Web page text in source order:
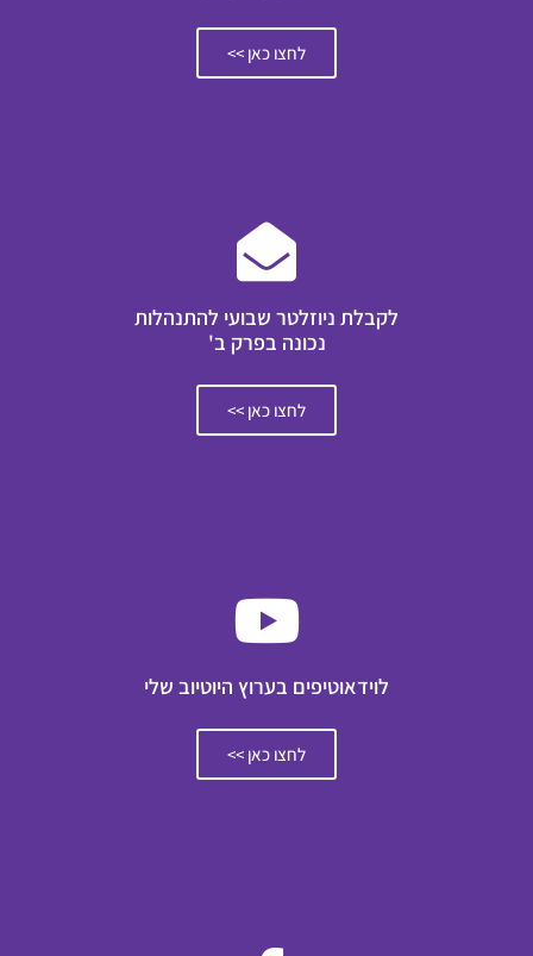
לחצו כאן >>
לקבלת ניוזלטר שבועי להתנהלות
נכונה בפרק ב'
לחצו כאן >>
לוידאוטיפים בערוץ היוטיוב שלי
לחצו כאן >>